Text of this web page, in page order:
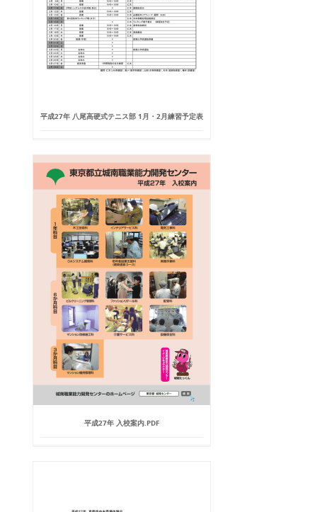
平成27年 八尾高硬式テニス部 1月・2月練習予定表
平成27年 入校案内.PDF